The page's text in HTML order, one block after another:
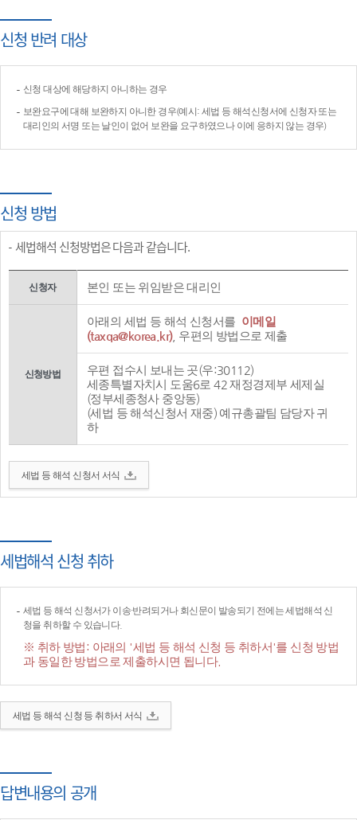
신청 반려 대상
신청 대상에 해당하지 아니하는 경우
보완요구에 대해 보완하지 아니한 경우(예시: 세법 등 해석신청서에 신청자 또는
대리인의 서명 또는 날인이 없어 보완을 요구하였으나 이에 응하지 않는 경우)
신청 방법
세법해석 신청방법은 다음과 같습니다.
신청자 본인 또는 위임받은 대리인
신청방법
아래의 세법 등 해석 신청서를 이메일
(taxqa@korea.kr), 우편의 방법으로 제출
우편 접수시 보내는 곳(우:30112)
세종특별자치시 도움6로 42 재정경제부 세제실
(정부세종청사 중앙동)
(세법 등 해석신청서 재중) 예규총괄팀 담당자 귀
하
세법 등 해석 신청서 서식
세법해석 신청 취하
세법 등 해석 신청서가 이송·반려되거나 회신문이 발송되기 전에는 세법해석 신
청을 취하할 수 있습니다.
※ 취하 방법: 아래의 '세법 등 해석 신청 등 취하서'를 신청 방법
과 동일한 방법으로 제출하시면 됩니다.
세법 등 해석 신청 등 취하서 서식
답변내용의 공개